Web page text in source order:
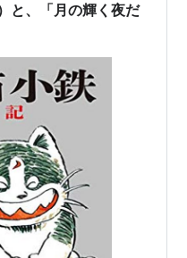
と、「月の輝く夜だ